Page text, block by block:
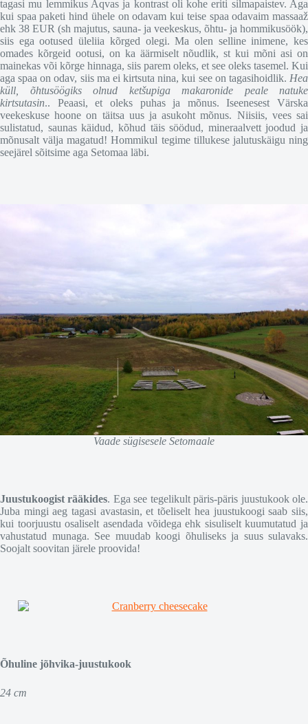
tagasi mu lemmikus Aqvas ja kontrast oli kohe eriti silmapaistev. Aga
kui spaa paketi hind ühele on odavam kui teise spaa odavaim massaaž
ehk 38 EUR (sh majutus, sauna- ja veekeskus, õhtu- ja hommikusöök),
siis ega ootused üleliia kõrged olegi. Ma olen selline inimene, kes
omades kõrgeid ootusi, on ka äärmiselt nõudlik, st kui mõni asi on
mainekas või kõrge hinnaga, siis parem oleks, et see oleks tasemel. Kui
aga spaa on odav, siis ma ei kirtsuta nina, kui see on tagasihoidlik. Hea
küll, õhtusöögiks olnud ketšupiga makaronide peale natuke
kirtsutasin.. Peaasi, et oleks puhas ja mõnus. Iseenesest Värska
veekeskuse hoone on täitsa uus ja asukoht mõnus. Niisiis, vees sai
sulistatud, saunas käidud, kõhud täis söödud, mineraalvett joodud ja
mõnusalt välja magatud! Hommikul tegime tillukese jalutuskäigu ning
seejärel sõitsime aga Setomaa läbi.
Vaade sügisesele Setomaale
Juustukoogist rääkides. Ega see tegelikult päris-päris juustukook ole.
Juba mingi aeg tagasi avastasin, et tõeliselt hea juustukoogi saab siis,
kui toorjuustu osaliselt asendada võidega ehk sisuliselt kuumutatud ja
vahustatud munaga. See muudab koogi õhuliseks ja suus sulavaks.
Soojalt soovitan järele proovida!
Õhuline jõhvika-juustukook
24 cm